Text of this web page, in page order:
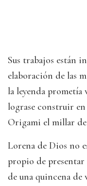
Sus trabajos están
elaboración de las
la leyenda prometía
lograse construir
Origami el millar de
Lorena de Dios no
propio de
de una quincena